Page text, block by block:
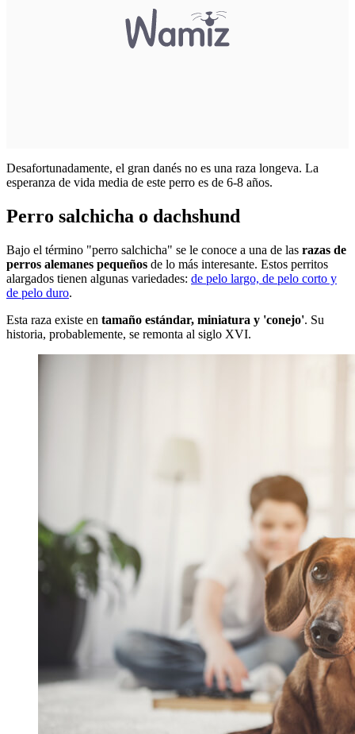
Desafortunadamente, el gran danés no es una raza longeva. La
esperanza de vida media de este perro es de 6-8 años.
Perro salchicha o dachshund
Bajo el término "perro salchicha" se le conoce a una de las razas de
perros alemanes pequeños de lo más interesante. Estos perritos
alargados tienen algunas variedades: de pelo largo, de pelo corto y
de pelo duro.
Esta raza existe en tamaño estándar, miniatura y 'conejo'. Su
historia, probablemente, se remonta al siglo XVI.